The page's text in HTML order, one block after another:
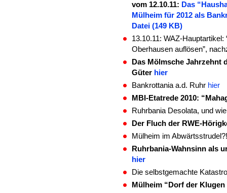
vom 12.10.11: Das
Mülheim für 2012 als
Datei (149 KB)
13.10.11: WAZ-
Oberhausen auflösen”,
Das Mölmsche Jahrzehnt
Güter hier
Bankrottania a.d. Ruhr hier
MBI-Etatrede 2010:
Ruhrbania Desolata, und
Der Fluch der RWE-
Mülheim im
Ruhrbania-Wahnsinn als
hier
Die selbstgemachte
Mülheim “Dorf der